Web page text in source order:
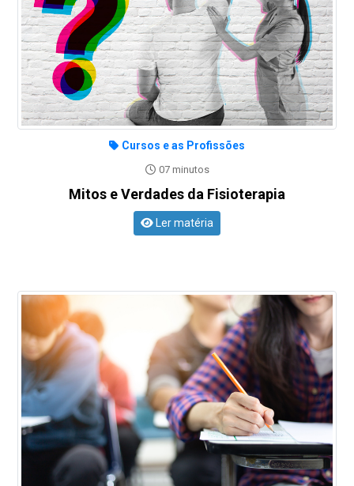
Cursos e as Profissões
07 minutos
Mitos e Verdades da Fisioterapia
Ler matéria